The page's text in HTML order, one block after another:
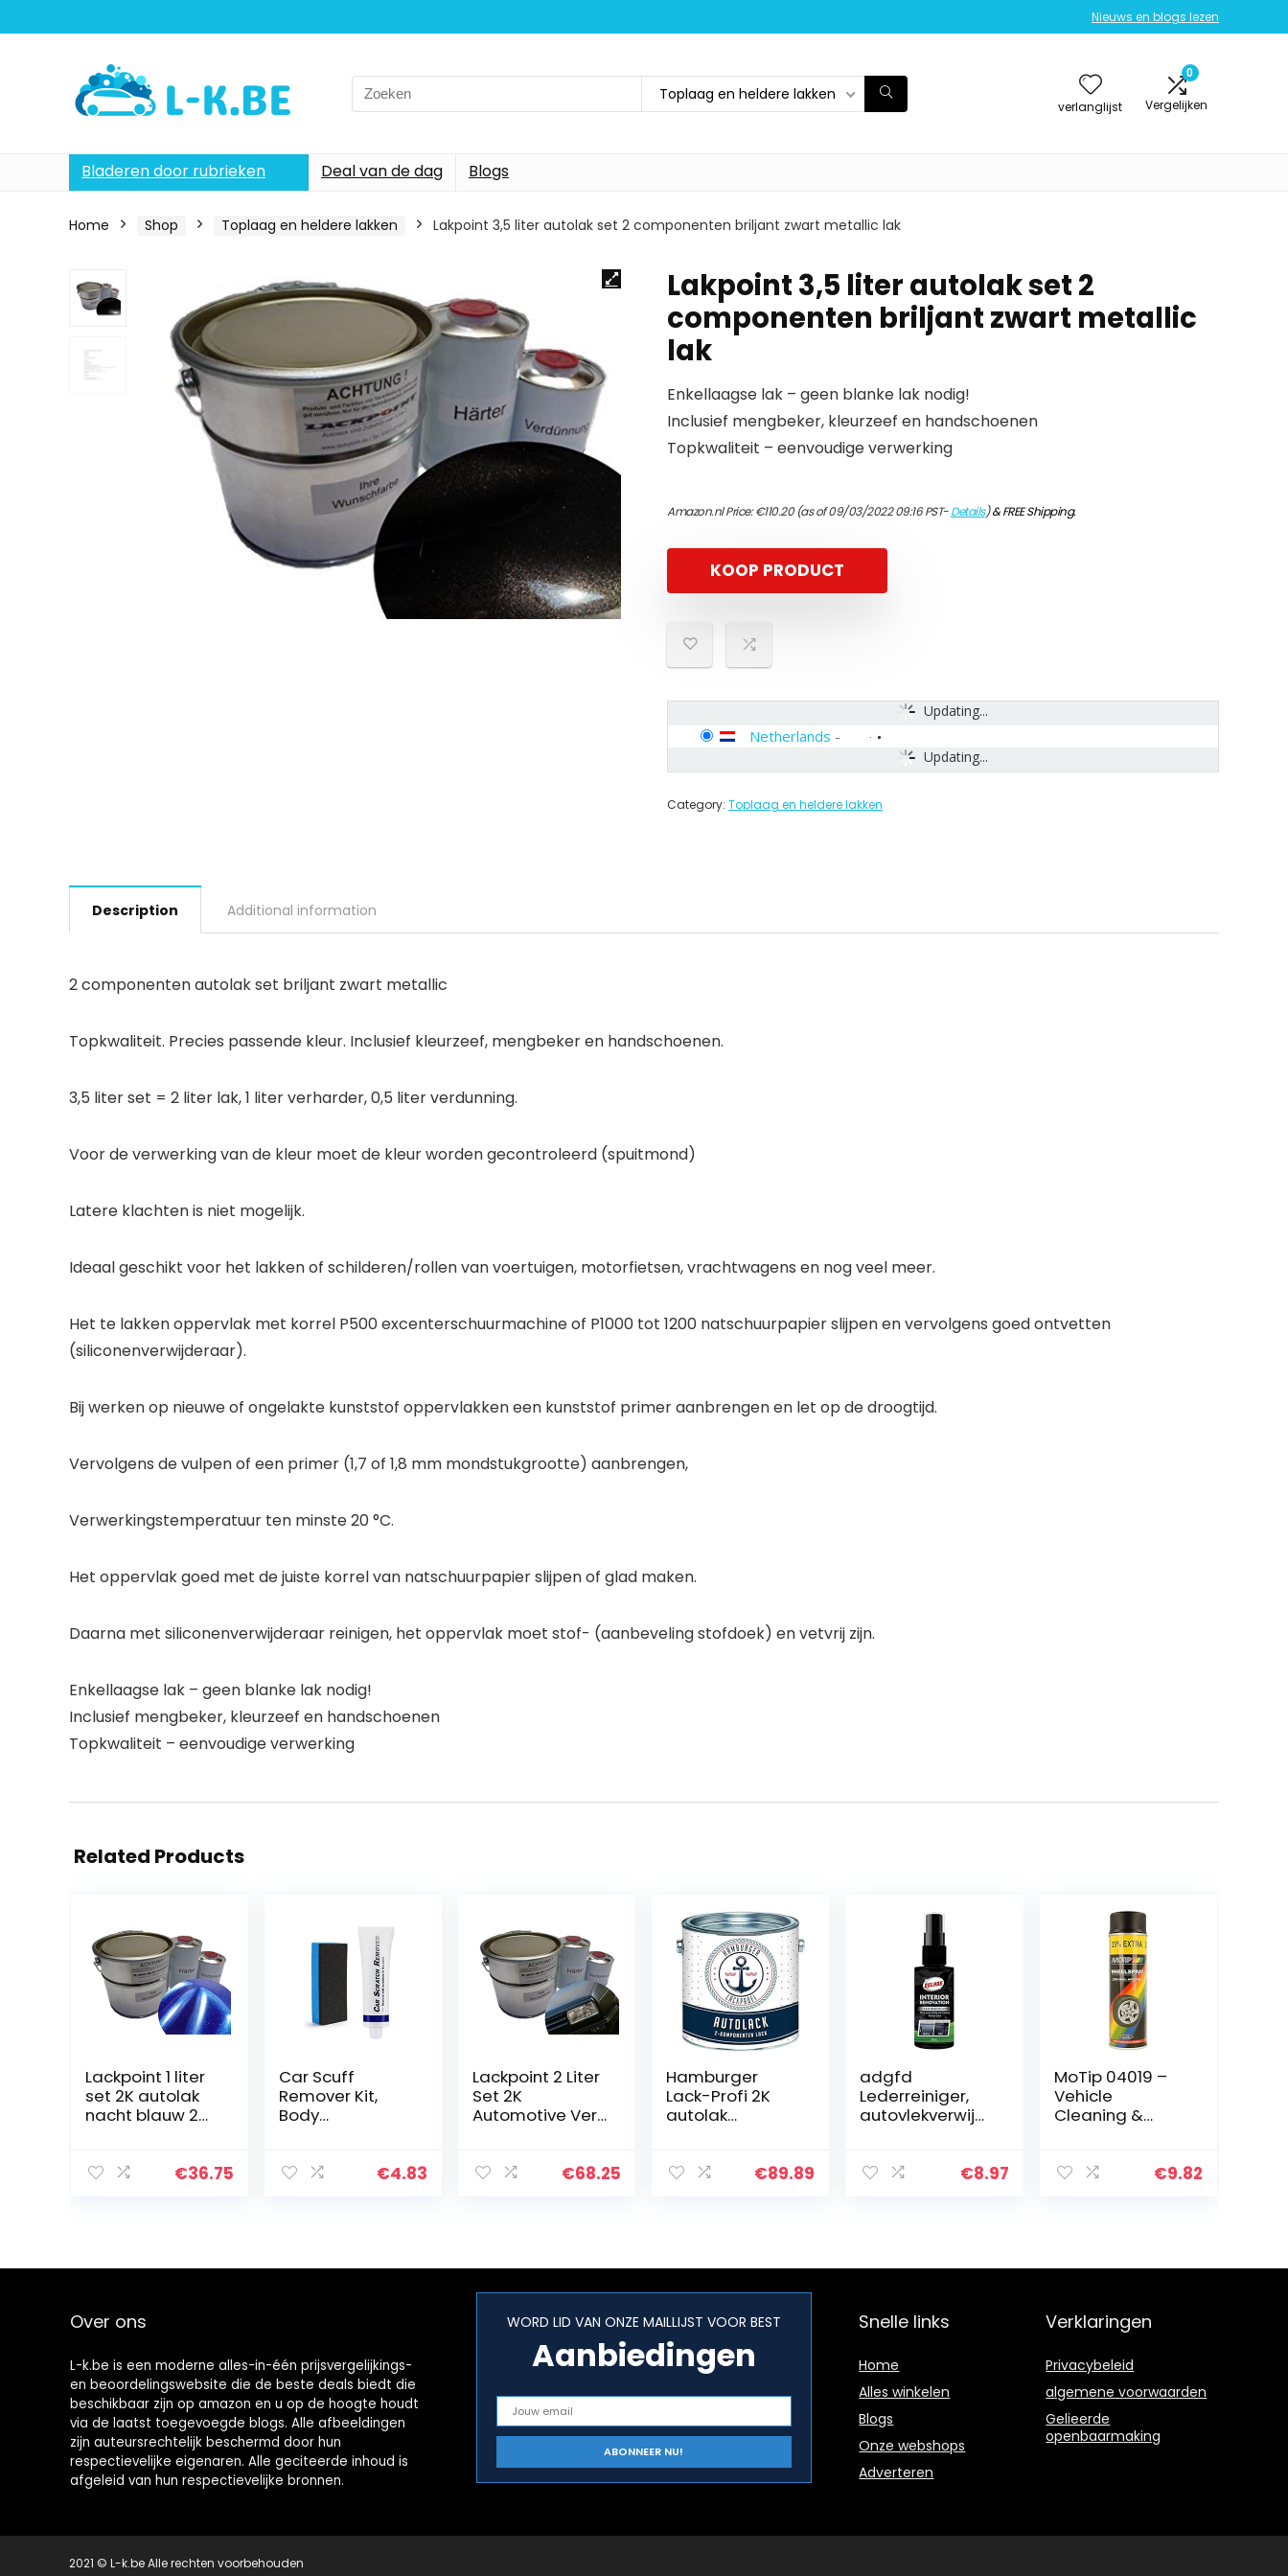
Nieuws en blogs lezen
Search
for:
Toplaag en heldere lakken
verlanglijst
0
Vergelijken
Bladeren door rubrieken Deal van de dag Blogs
Home Shop Toplaag en heldere lakken Lakpoint 3,5 liter autolak set 2 componenten briljant zwart metallic lak
Lakpoint 3,5 liter autolak set 2
componenten briljant zwart metallic
lak
Enkellaagse lak – geen blanke lak nodig!
Inclusief mengbeker, kleurzeef en handschoenen
Topkwaliteit – eenvoudige verwerking
Amazon.nl Price:€110.20(as of 09/03/2022 09:16 PST-Details)&FREE Shipping.
KOOP PRODUCT
Updating...
Updating...
Netherlands -
Category: Toplaag en heldere lakken
Description Additional information
2 componenten autolak set briljant zwart metallic
Topkwaliteit. Precies passende kleur. Inclusief kleurzeef, mengbeker en handschoenen.
3,5 liter set = 2 liter lak, 1 liter verharder, 0,5 liter verdunning.
Voor de verwerking van de kleur moet de kleur worden gecontroleerd (spuitmond)
Latere klachten is niet mogelijk.
Ideaal geschikt voor het lakken of schilderen/rollen van voertuigen, motorfietsen, vrachtwagens en nog veel meer.
Het te lakken oppervlak met korrel P500 excenterschuurmachine of P1000 tot 1200 natschuurpapier slijpen en vervolgens goed ontvetten
(siliconenverwijderaar).
Bij werken op nieuwe of ongelakte kunststof oppervlakken een kunststof primer aanbrengen en let op de droogtijd.
Vervolgens de vulpen of een primer (1,7 of 1,8 mm mondstukgrootte) aanbrengen,
Verwerkingstemperatuur ten minste 20 °C.
Het oppervlak goed met de juiste korrel van natschuurpapier slijpen of glad maken.
Daarna met siliconenverwijderaar reinigen, het oppervlak moet stof- (aanbeveling stofdoek) en vetvrij zijn.
Enkellaagse lak – geen blanke lak nodig!
Inclusief mengbeker, kleurzeef en handschoenen
Topkwaliteit – eenvoudige verwerking
Related Products
Lackpoint 1 liter
set 2K autolak
nacht blauw 2
€36.75
Car Scuff
Remover Kit,
Body
Kit, Car Polish€4.83
Lackpoint 2 Liter
Set 2K
Automotive Verf
Geen Duidelijke
€68.25
Hamburger
Lack-Profi 2K
autolak
RAL 6011 groen in
€89.89
adgfd
Lederreiniger,
autovlekverwijd
interieurverzorgi
€8.97
MoTip 04019 –
Vehicle
Cleaning &
Zwart, wielvelg,
€9.82
Over ons
L-k.be is een moderne alles-in-één prijsvergelijkings-
en beoordelingswebsite die de beste deals biedt die
beschikbaar zijn op amazon en u op de hoogte houdt
via de laatst toegevoegde blogs. Alle afbeeldingen
zijn auteursrechtelijk beschermd door hun
respectievelijke eigenaren. Alle geciteerde inhoud is
afgeleid van hun respectievelijke bronnen.
WORD LID VAN ONZE MAILLIJST VOOR BEST
Aanbiedingen
Snelle links
Home
Alles winkelen
Blogs
Onze webshops
Adverteren
Verklaringen
Privacybeleid
algemene voorwaarden
Gelieerde
openbaarmaking
2021 © L-k.be Alle rechten voorbehouden